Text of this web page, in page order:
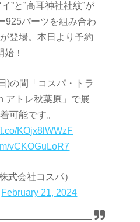
”と”高耳神社社紋”が
925パーツを組み合わ
登場。本日より予約
始！
)の間「コスパ・トラ
アトレ秋葉原」で展
可能です。
KOjx8lWWzF
vCKOGuLoR7
式会社コスパ）
February 21, 2024